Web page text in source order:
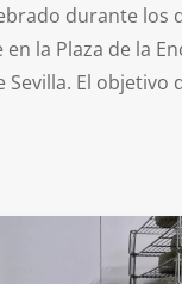
durante los
la Plaza de la
Sevilla. El objetivo